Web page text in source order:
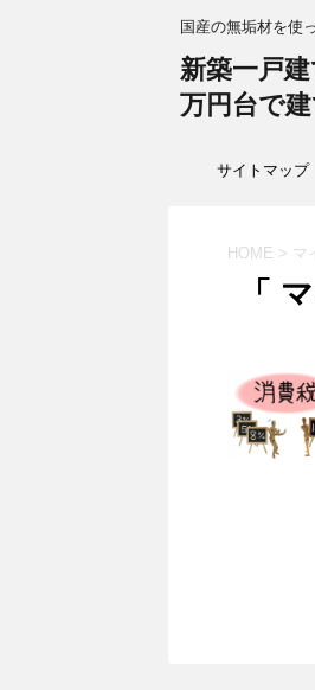
国産の無垢材を使
新築一戸
万円台で
サイトマップ
HOME > マ
「